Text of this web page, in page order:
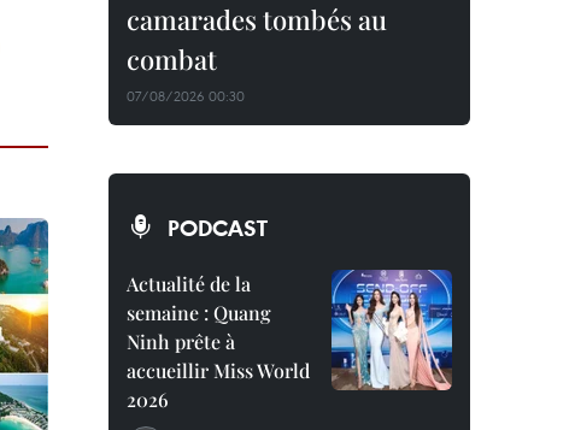
camarades tombés au
combat
07/08/2026 00:30
PODCAST
Actualité de la
semaine : Quang
Ninh prête à
accueillir Miss World
2026